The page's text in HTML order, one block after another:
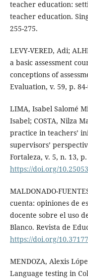
teacher education:
teacher education.
255-275.
LEVY-VERED, Adi;
a basic assessment
conceptions of
Evaluation, v. 59, p.
LIMA, Isabel Salomé
Isabel; COSTA, Nilza
practice in teachers’
supervisors’
Fortaleza, v. 5, n. 13,
https://doi.org/
MALDONADO-
cuenta: opiniones de
docente sobre el uso
Blanco. Revista de
https://doi.org/
MENDOZA, Alexis
Language testing in